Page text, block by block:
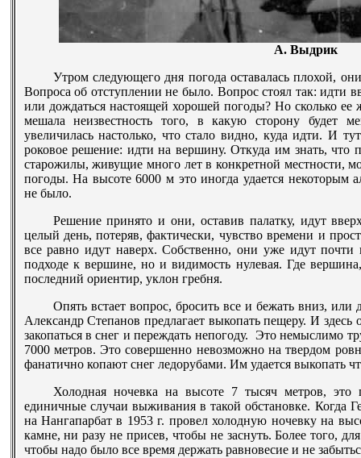
А. Выдрик
Утром следующего дня погода оставалась плохой,
Вопроса об отступлении не было. Вопрос стоял так: идти
или дождаться настоящей хорошей погоды? Но сколько
мешала неизвестность того, в какую сторону будет
увеличилась настолько, что стало видно, куда идти.
роковое решение: идти на вершину. Откуда им знать, что
старожилы, живущие много лет в конкретной местности,
погоды. На высоте 6000 м это иногда удается некоторым
не было.
Решение принято и они, оставив палатку, идут
целый день, потеряв, фактически, чувство времени и
все равно идут наверх. Собственно, они уже идут
подходе к вершине, но и видимость нулевая. Где
последний ориентир, уклон гребня.
Опять встает вопрос, бросить все и бежать вниз,
Александр Степанов предлагает выкопать пещеру. И
закопаться в снег и переждать непогоду. Это немыслимо
7000 метров. Это совершенно невозможно на твердом
фанатично копают снег ледорубами. Им удается выкопать
Холодная ночевка на высоте 7 тысяч метров, это
единичные случаи выживания в такой обстановке. Когда
на Нангапарбат в 1953 г. провел холодную ночевку на
камне, ни разу не присев, чтобы не заснуть. Более того,
чтобы надо было все время держать равновесие и не